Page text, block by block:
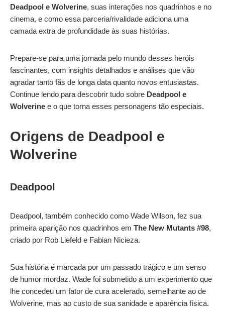
Deadpool e Wolverine, suas interações nos quadrinhos e no
cinema, e como essa parceria/rivalidade adiciona uma
camada extra de profundidade às suas histórias.
Prepare-se para uma jornada pelo mundo desses heróis
fascinantes, com insights detalhados e análises que vão
agradar tanto fãs de longa data quanto novos entusiastas.
Continue lendo para descobrir tudo sobre Deadpool e
Wolverine e o que torna esses personagens tão especiais.
Origens de Deadpool e
Wolverine
Deadpool
Deadpool, também conhecido como Wade Wilson, fez sua
primeira aparição nos quadrinhos em The New Mutants #98,
criado por Rob Liefeld e Fabian Nicieza.
Sua história é marcada por um passado trágico e um senso
de humor mordaz. Wade foi submetido a um experimento que
lhe concedeu um fator de cura acelerado, semelhante ao de
Wolverine, mas ao custo de sua sanidade e aparência física.